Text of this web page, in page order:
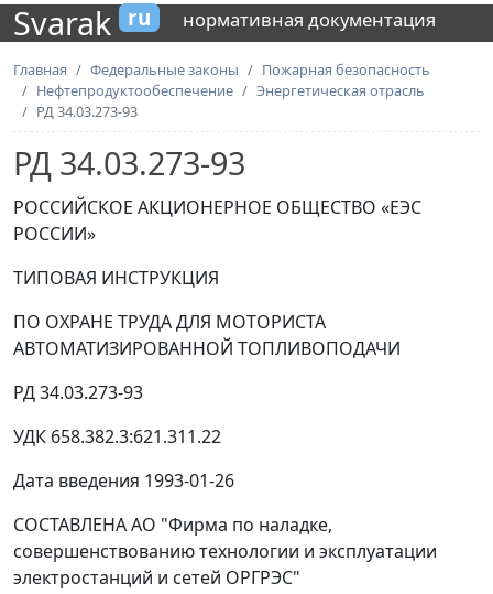
Svarak ru нормативная документация
Главная Федеральные законы
Пожарная безопасность
Нефтепродуктообеспечение
Энергетическая отрасль
РД 34.03.273-93
РД 34.03.273-93
РОССИЙСКОЕ АКЦИОНЕРНОЕ ОБЩЕСТВО «ЕЭС
РОССИИ»
ТИПОВАЯ ИНСТРУКЦИЯ
ПО ОХРАНЕ ТРУДА ДЛЯ МОТОРИСТА
АВТОМАТИЗИРОВАННОЙ ТОПЛИВОПОДАЧИ
РД 34.03.273-93
УДК 658.382.3:621.311.22
Дата введения 1993-01-26
СОСТАВЛЕНА АО "Фирма по наладке,
совершенствованию технологии и эксплуатации
электростанций и сетей ОРГРЭС"